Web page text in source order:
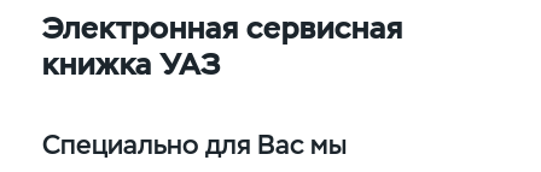
Электронная сервисная
книжка УАЗ
Специально для Вас мы